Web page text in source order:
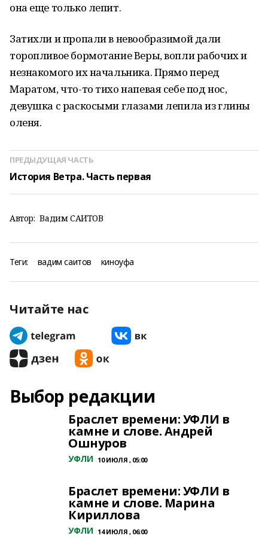
она еще только лепит.
Затихли и пропали в невообразимой дали
торопливое бормотание Веры, вопли рабочих и
незнакомого их начальника. Прямо перед
Маратом, что-то тихо напевая себе под нос,
девушка с раскосыми глазами лепила из глины
оленя.
ПРЕДЫДУЩАЯ ЧАСТЬ
История Ветра. Часть первая
Автор: Вадим САИТОВ
Теги: вадим саитов киноуфа
Читайте нас
Выбор редакции
Браслет времени: УФЛИ в
камне и слове. Андрей
Ошнуров
УФЛИ 10 ИЮЛЯ , 05:00
Браслет времени: УФЛИ в
камне и слове. Марина
Кириллова
УФЛИ 14 ИЮЛЯ , 06:00